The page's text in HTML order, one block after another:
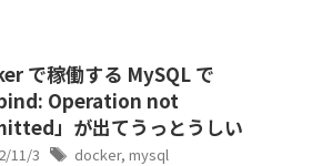
で稼働する MySQL で
Operation not
」が出てうっとうしい
11/3 docker, mysql